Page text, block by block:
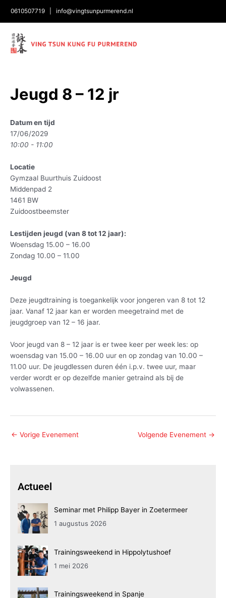
0610507719| info@vingtsunpurmerend.nl
Jeugd 8 – 12 jr
Datum en tijd
17/06/2029
10:00 - 11:00
Locatie
Gymzaal Buurthuis Zuidoost
Middenpad 2
1461 BW
Zuidoostbeemster
Lestijden jeugd (van 8 tot 12 jaar):
Woensdag 15.00 – 16.00
Zondag 10.00 – 11.00
Jeugd
Deze jeugdtraining is toegankelijk voor jongeren van 8 tot 12
jaar. Vanaf 12 jaar kan er worden meegetraind met de
jeugdgroep van 12 – 16 jaar.
Voor jeugd van 8 – 12 jaar is er twee keer per week les: op
woensdag van 15.00 – 16.00 uur en op zondag van 10.00 –
11.00 uur. De jeugdlessen duren één i.p.v. twee uur, maar
verder wordt er op dezelfde manier getraind als bij de
volwassenen.
navigatie
← Vorige Evenement Volgende Evenement →
Actueel
Seminar met Philipp Bayer in Zoetermeer
1 augustus 2026
Trainingsweekend in Hippolytushoef
1 mei 2026
Trainingsweekend in Spanje